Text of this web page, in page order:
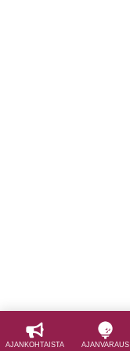
AJAN­KOHTAISTA AJAN­VARAUS